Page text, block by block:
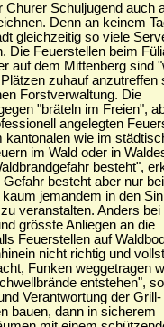
Churer Schuljugend auch
Denn an keinem
gleichzeitig so viele
Die Feuerstellen beim
auf dem Mittenberg sind
zuhauf anzutreffen
Forstverwaltung. Die
"bräteln im Freien",
angelegten
kantonalen wie im
im Wald oder in
besteht",
besteht aber nur bei
jemandem in den
veranstalten. Anders bei
grösste Anliegen an die
Feuerstellen auf
nicht richtig und
Funken weggetragen
entstehen", so
Verantwortung der Grill-
bauen, dann in sicherem